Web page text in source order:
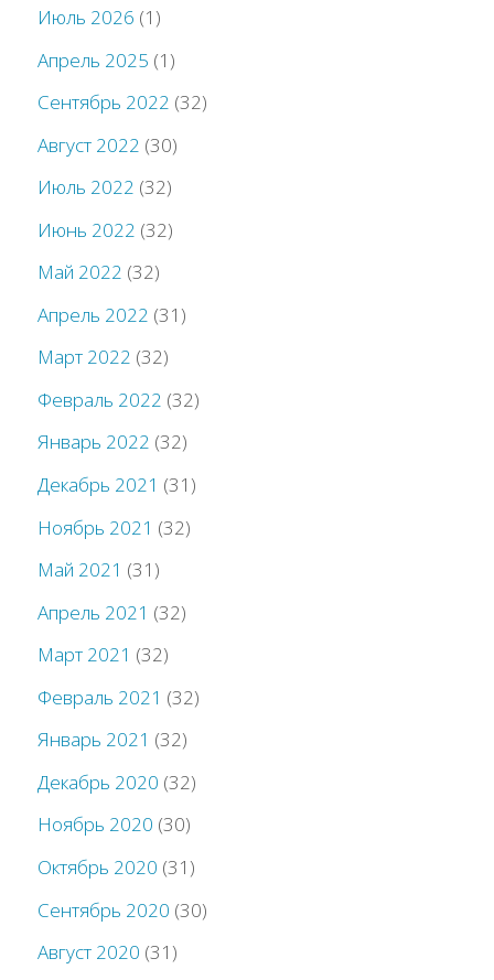
Июль 2026 (1)
Апрель 2025 (1)
Сентябрь 2022 (32)
Август 2022 (30)
Июль 2022 (32)
Июнь 2022 (32)
Май 2022 (32)
Апрель 2022 (31)
Март 2022 (32)
Февраль 2022 (32)
Январь 2022 (32)
Декабрь 2021 (31)
Ноябрь 2021 (32)
Май 2021 (31)
Апрель 2021 (32)
Март 2021 (32)
Февраль 2021 (32)
Январь 2021 (32)
Декабрь 2020 (32)
Ноябрь 2020 (30)
Октябрь 2020 (31)
Сентябрь 2020 (30)
Август 2020 (31)